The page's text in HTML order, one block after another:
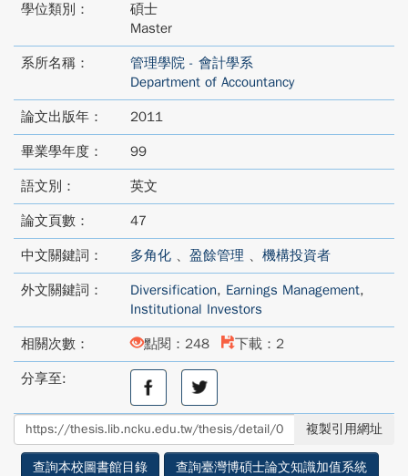
學位類別：
碩士
Master
系所名稱：
管理學院 - 會計學系
Department of Accountancy
論文出版年： 2011
畢業學年度： 99
語文別： 英文
論文頁數： 47
中文關鍵詞： 多角化 、 盈餘管理 、 機構投資者
外文關鍵詞： Diversification, Earnings Management,
Institutional Investors
相關次數： 點閱：248 下載：2
分享至:
分
至
facebook
分
享
至
twitter
複製引用網址
查詢本校圖書館目錄
查詢臺灣博碩士論文知識加值系統